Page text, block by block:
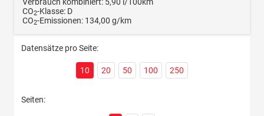
CO2-Klasse: D
CO2-Emissionen: 134,00 g/km
Datensätze pro Seite:
10 20 50 100 250
Seiten: